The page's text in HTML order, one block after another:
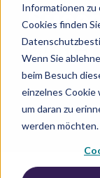
Informationen zu
Cookies finden
Wenn Sie
beim Besuch
einzelnes
um daran zu
werden möchten.